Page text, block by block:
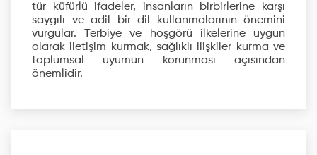
tür küfürlü ifadeler, insanların birbirlerine karşı
saygılı ve adil bir dil kullanmalarının önemini
vurgular. Terbiye ve hoşgörü ilkelerine uygun
olarak iletişim kurmak, sağlıklı ilişkiler kurma ve
toplumsal uyumun korunması açısından
önemlidir.